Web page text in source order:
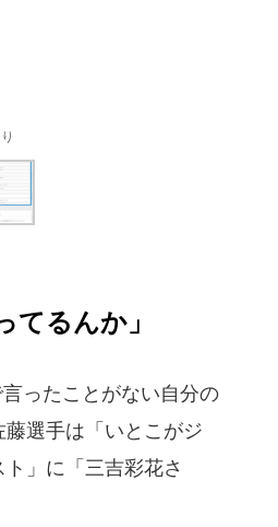
てるんか」
ったことがない自分の
選手は「いとこがジ
」に「三吉彩花さ